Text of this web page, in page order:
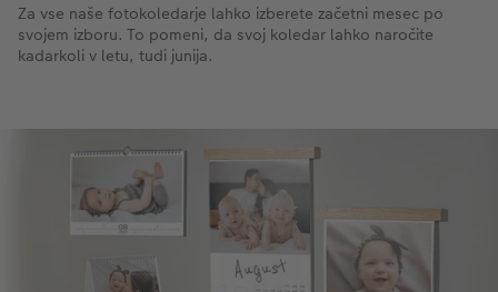
Za vse naše fotokoledarje lahko izberete začetni mesec po
svojem izboru. To pomeni, da svoj koledar lahko naročite
kadarkoli v letu, tudi junija.